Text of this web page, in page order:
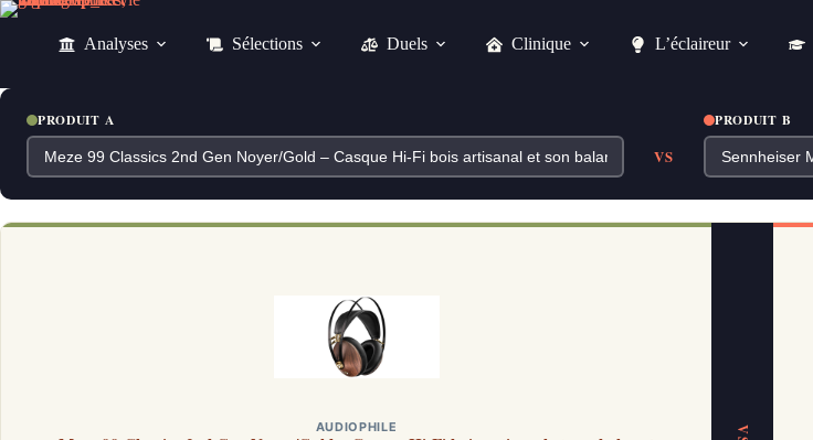
Passer
Analyses Sélections Duels Clinique L’éclaireur
PRODUIT A
VS
PRODUIT B
AUDIOPHILE